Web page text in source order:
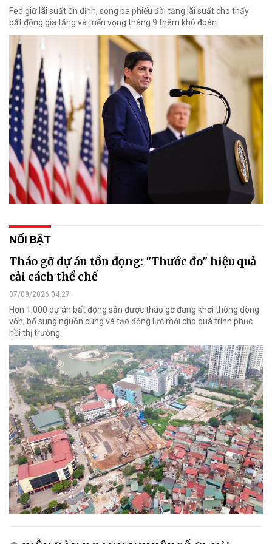
Fed giữ lãi suất ổn định, song ba phiếu đòi tăng lãi suất cho thấy
bất đồng gia tăng và triển vọng tháng 9 thêm khó đoán.
NỔI BẬT
Tháo gỡ dự án tồn đọng: "Thước đo" hiệu quả
cải cách thể chế
07/08/2026 04:27
Hơn 1.000 dự án bất động sản được tháo gỡ đang khơi thông dòng
vốn, bổ sung nguồn cung và tạo động lực mới cho quá trình phục
hồi thị trường.